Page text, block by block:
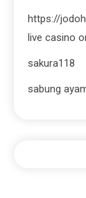
https://
live casino
sakura118
sabung